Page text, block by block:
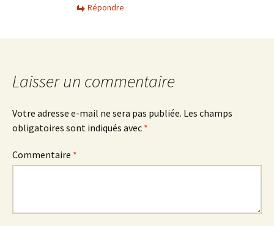
Répondre
Laisser un commentaire
Votre adresse e-mail ne sera pas publiée. Les champs
obligatoires sont indiqués avec *
Commentaire *